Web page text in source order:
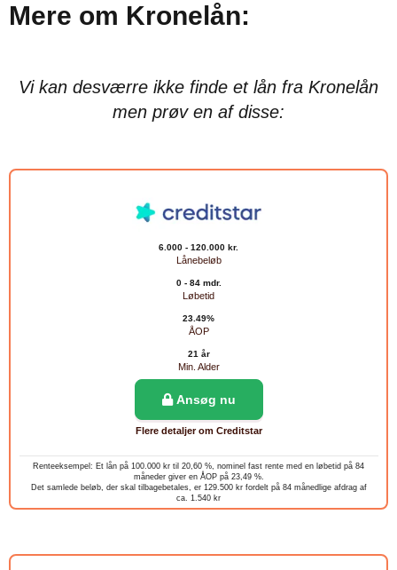
Mere om Kronelån:
Vi kan desværre ikke finde et lån fra Kronelån
men prøv en af disse:
6.000 - 120.000 kr.
Lånebeløb
0 - 84 mdr.
Løbetid
23.49%
ÅOP
21 år
Min. Alder
Ansøg nu
Flere detaljer om Creditstar
Renteeksempel: Et lån på 100.000 kr til 20,60 %, nominel fast rente med en løbetid på 84
måneder giver en ÅOP på 23,49 %.
Det samlede beløb, der skal tilbagebetales, er 129.500 kr fordelt på 84 månedlige afdrag af
ca. 1.540 kr